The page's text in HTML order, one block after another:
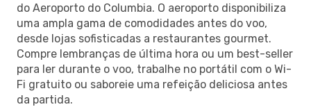
do Aeroporto do Columbia. O aeroporto disponibiliza
uma ampla gama de comodidades antes do voo,
desde lojas sofisticadas a restaurantes gourmet.
Compre lembranças de última hora ou um best-seller
para ler durante o voo, trabalhe no portátil com o Wi-
Fi gratuito ou saboreie uma refeição deliciosa antes
da partida.